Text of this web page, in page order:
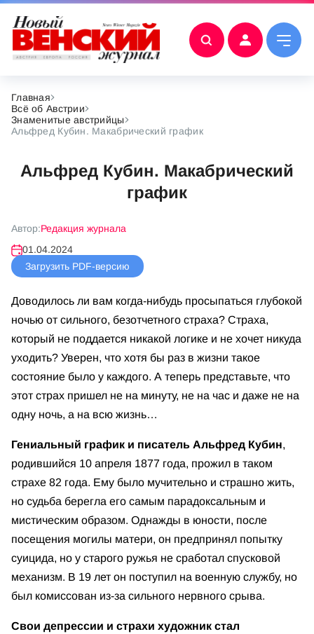
Главная
Всё об Австрии
Знаменитые австрийцы
Альфред Кубин. Макабрический график
Альфред Кубин. Макабрический
график
Автор:Редакция журнала
01.04.2024
Загрузить PDF-версию
Доводилось ли вам когда-нибудь просыпаться глубокой
ночью от сильного, безотчетного страха? Страха,
который не поддается никакой логике и не хочет никуда
уходить? Уверен, что хотя бы раз в жизни такое
состояние было у каждого. А теперь представьте, что
этот страх пришел не на минуту, не на час и даже не на
одну ночь, а на всю жизнь…
Гениальный график и писатель Альфред Кубин,
родившийся 10 апреля 1877 года, прожил в таком
страхе 82 года. Ему было мучительно и страшно жить,
но судьба берегла его самым парадоксальным и
мистическим образом. Однажды в юности, после
посещения могилы матери, он предпринял попытку
суицида, но у старого ружья не сработал спусковой
механизм. В 19 лет он поступил на военную службу, но
был комиссован из-за сильного нервного срыва.
Свои депрессии и страхи художник стал